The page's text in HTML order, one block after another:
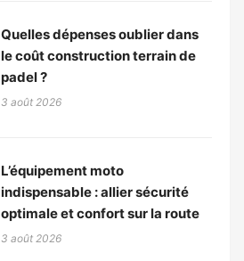
Quelles dépenses oublier dans
le coût construction terrain de
padel ?
3 août 2026
L’équipement moto
indispensable : allier sécurité
optimale et confort sur la route
3 août 2026